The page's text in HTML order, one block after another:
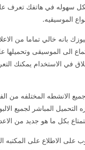
سهوله في هاتفك تعرف
الموسيقيه.
بانه خالي تماما من
الى الموسيقى وتحميلها
في الاستخدام يمكنك
الانشطه المختلفه من
التحميل المباشر لجميع
بكل ما هو جديد من
على الاطلاع على المكتبه